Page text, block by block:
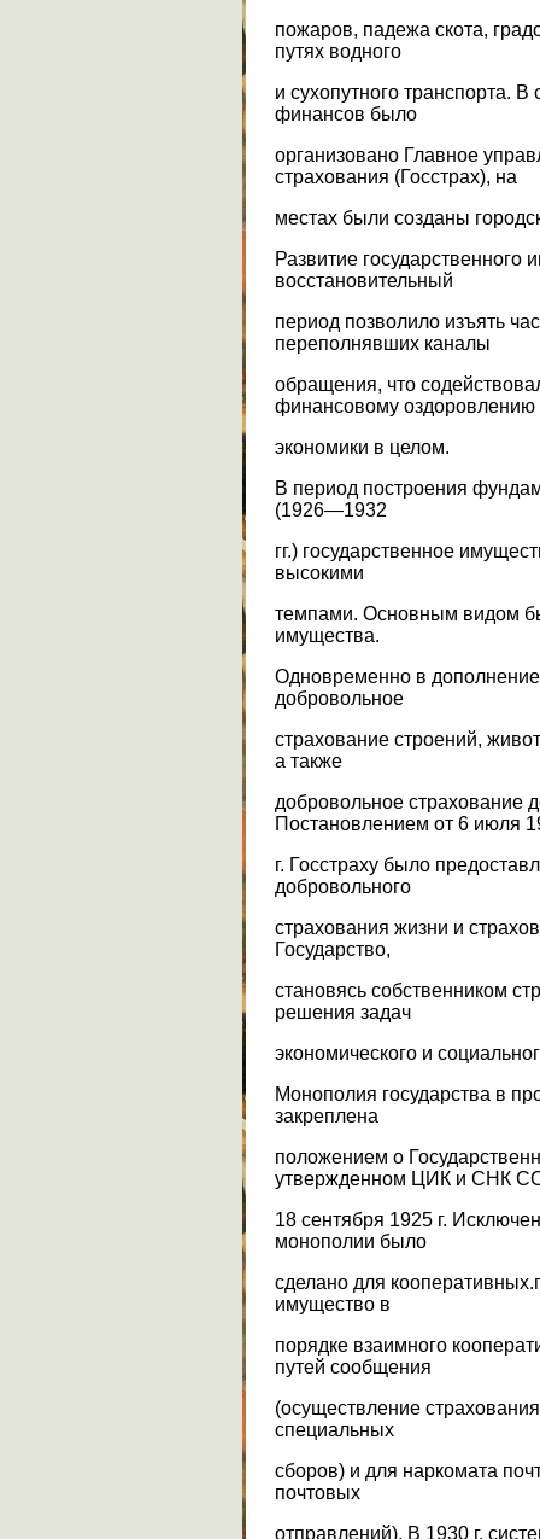
пожаров, падежа скота,
путях водного
и сухопутного транспорта.
финансов было
организовано Главное
страхования (Госстрах), на
местах были созданы
Развитие государственного
восстановительный
период позволило изъять
переполнявших каналы
обращения, что
финансовому оздоровлению
экономики в целом.
В период построения
(1926—1932
гг.) государственное
высокими
темпами. Основным видом
имущества.
Одновременно в дополнение
добровольное
страхование строений,
а также
добровольное страхование
Постановлением от 6 июля
г. Госстраху было
добровольного
страхования жизни и
Государство,
становясь собственником
решения задач
экономического и
Монополия государства в
закреплена
положением о
утвержденном ЦИК и СНК
18 сентября 1925 г.
монополии было
сделано для
имущество в
порядке взаимного
путей сообщения
(осуществление
специальных
сборов) и для наркомата
почтовых
отправлений). В 1930 г.